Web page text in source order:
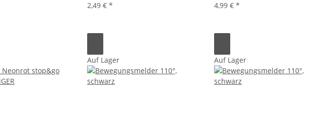
2,49 € *
4,99 € *
Auf Lager Auf Lager